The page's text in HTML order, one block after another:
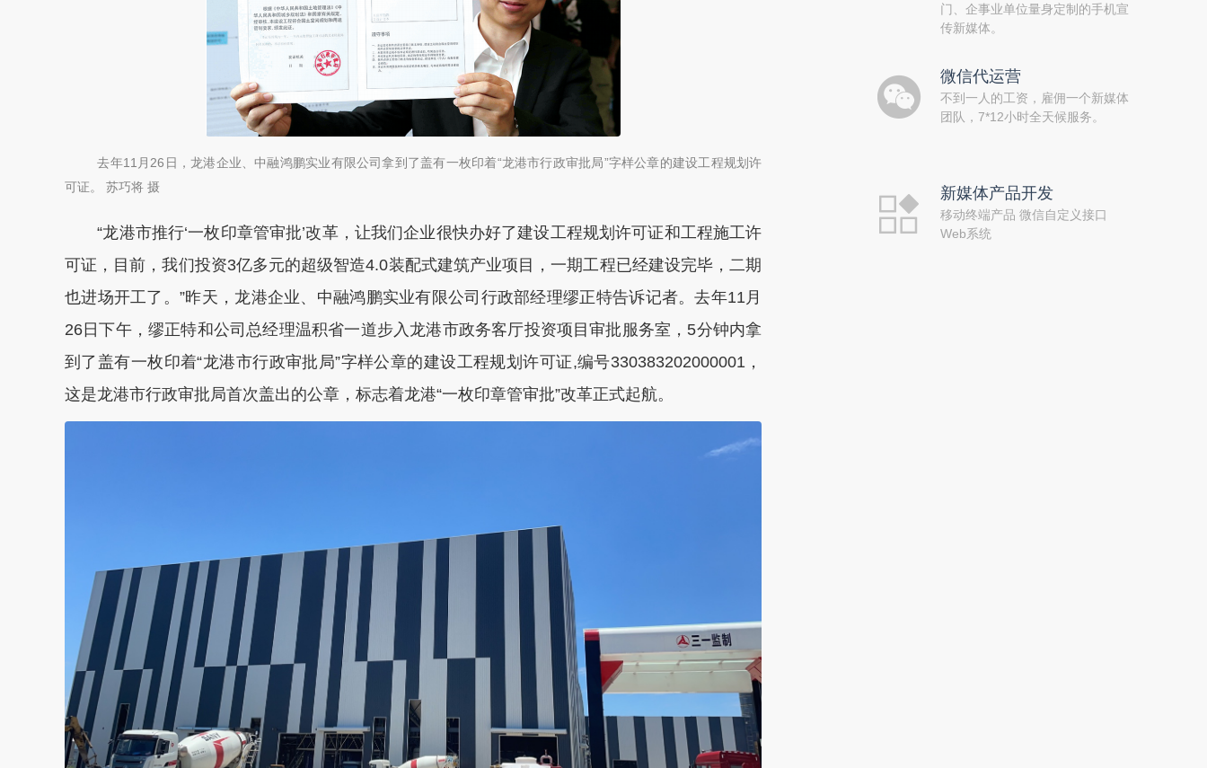
去年11月26日，龙港企业、中融鸿鹏实业有限公司拿到了盖有一枚印着“龙港市行政审批局”字样公章的建设工程规划许
可证。 苏巧将 摄
“龙港市推行‘一枚印章管审批’改革，让我们企业很快办好了建设工程规划许可证和工程施工许
可证，目前，我们投资3亿多元的超级智造4.0装配式建筑产业项目，一期工程已经建设完毕，二期
也进场开工了。”昨天，龙港企业、中融鸿鹏实业有限公司行政部经理缪正特告诉记者。去年11月
26日下午，缪正特和公司总经理温积省一道步入龙港市政务客厅投资项目审批服务室，5分钟内拿
到了盖有一枚印着“龙港市行政审批局”字样公章的建设工程规划许可证,编号330383202000001，
这是龙港市行政审批局首次盖出的公章，标志着龙港“一枚印章管审批”改革正式起航。
门、企事业单位量身定制的手机宣
传新媒体。
微信代运营
不到一人的工资，雇佣一个新媒体
团队，7*12小时全天候服务。
新媒体产品开发
移动终端产品 微信自定义接口
Web系统